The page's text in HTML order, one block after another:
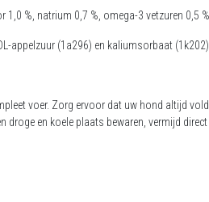
%, natrium 0,7 %, omega-3 vetzuren 0,5
appelzuur (1a296) en kaliumsorbaat (1k202).
voer. Zorg ervoor dat uw hond altijd
en koele plaats bewaren, vermijd